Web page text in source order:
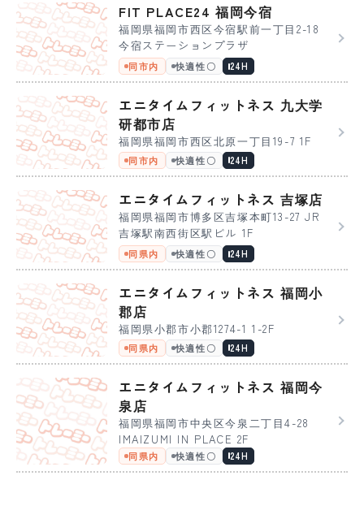
FIT PLACE24 福岡今宿
福岡県福岡市西区今宿駅前一丁目2-18
今宿ステーションプラザ
同市内 快適性〇 24H
エニタイムフィットネス 九大学
研都市店
福岡県福岡市西区北原一丁目19-7 1F
同市内 快適性〇 24H
エニタイムフィットネス 吉塚店
福岡県福岡市博多区吉塚本町13-27 JR
吉塚駅南西街区駅ビル 1F
同県内 快適性〇 24H
エニタイムフィットネス 福岡小
郡店
福岡県小郡市小郡1274-1 1-2F
同県内 快適性〇 24H
エニタイムフィットネス 福岡今
泉店
福岡県福岡市中央区今泉二丁目4-28
IMAIZUMI IN PLACE 2F
同県内 快適性〇 24H